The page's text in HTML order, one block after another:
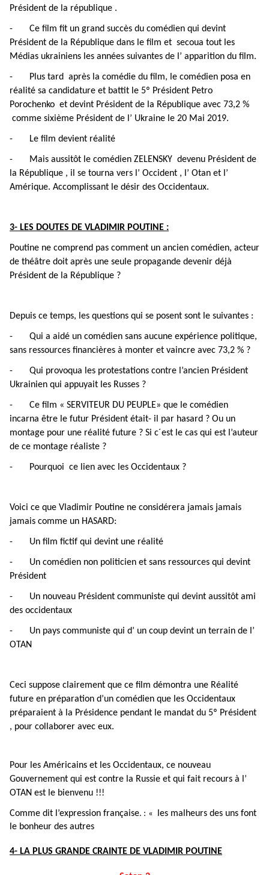
Président de la république .
- Ce film fit un grand succès du comédien qui devint
Président de la République dans le film et secoua tout les
Médias ukrainiens les années suivantes de l’ apparition du film.
- Plus tard après la comédie du film, le comédien posa en
réalité sa candidature et battit le 5º Président Petro
Porochenko et devint Président de la République avec 73,2 %
comme sixième Président de l’ Ukraine le 20 Mai 2019.
- Le film devient réalité
- Mais aussitôt le comédien ZELENSKY devenu Président de
la République , il se tourna vers l’ Occident , l’ Otan et l’
Amérique. Accomplissant le désir des Occidentaux.
3- LES DOUTES DE VLADIMIR POUTINE :
Poutine ne comprend pas comment un ancien comédien, acteur
de théâtre doit après une seule propagande devenir déjà
Président de la République ?
Depuis ce temps, es questions qui se posent sont le suivantes :
- Qui a aidé un comédien sans aucune expérience politique,
sans ressources financières à monter et vaincre avec 73,2 % ?
- Qui provoqua les protestations contre l’ancien Président
Ukrainien qui appuyait les Russes ?
- Ce film « SERVITEUR DU PEUPLE» que le comédien
incarna être le futur Président était- il par hasard ? Ou un
montage pour une réalité future ? Si c´est le cas qui est l’auteur
de ce montage réaliste ?
- Pourquoi ce lien avec les Occidentaux ?
Voici ce que Vladimir Poutine ne considérera jamais jamais
jamais comme un HASARD:
- Un film fictif qui devint une réalité
- Un comédien non politicien et sans ressources qui devint
Président
- Un nouveau Président communiste qui devint aussitôt ami
des occidentaux
- Un pays communiste qui d’ un coup devint un terrain de l’
OTAN
Ceci suppose clairement que ce film démontra une Réalité
future en préparation d’un comédien que les Occidentaux
préparaient à la Présidence pendant le mandat du 5º Président
, pour collaborer avec eux.
Pour les Américains et les Occidentaux, ce nouveau
Gouvernement qui est contre la Russie et qui fait recours à l’
OTAN est le bienvenu !!!
Comme dit l’expression française. : «
les malheurs des uns font
le bonheur des autres
4- LA PLUS GRANDE CRAINTE DE VLADIMIR POUTINE